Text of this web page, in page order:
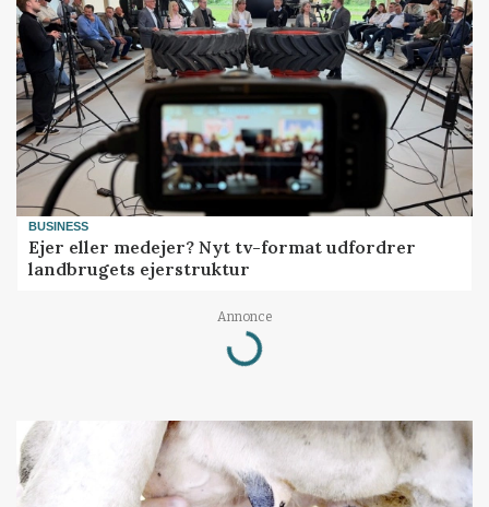
BUSINESS
Ejer eller medejer? Nyt tv-format udfordrer
landbrugets ejerstruktur
Annonce
Loading...